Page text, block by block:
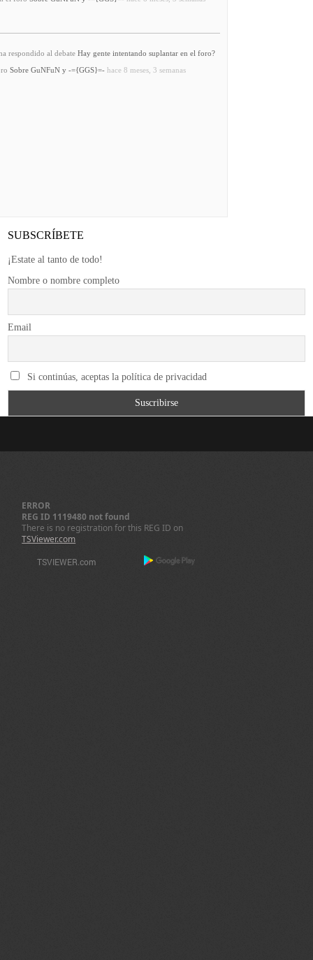
respondido al debate Hay gente intentando suplantar en el foro?
Sobre GuNFuN y -={GGS}=- hace 8 meses, 3 semanas
SUBSCRÍBETE
¡Estate al tanto de todo!
Nombre o nombre completo
Email
Si continúas, aceptas la política de privacidad
ERROR
REG ID 1119480 not found
There is no registration for this REG ID on
TSViewer.com